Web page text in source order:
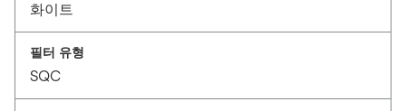
화이트
필터 유형
SQC